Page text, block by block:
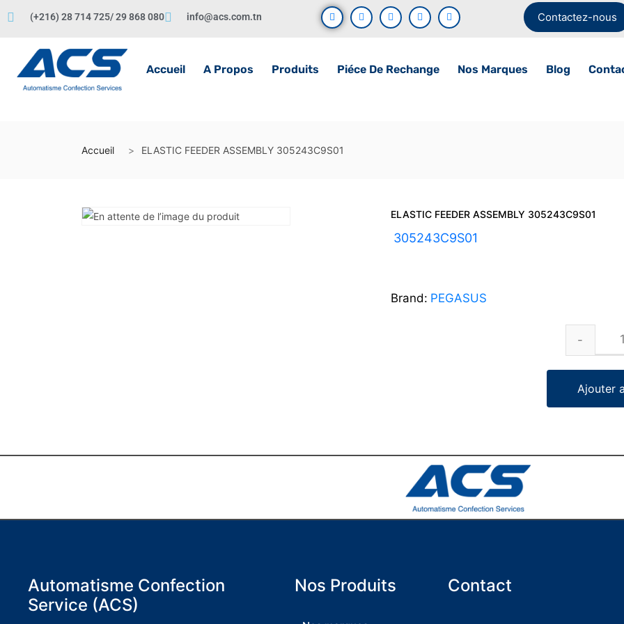
(+216) 28 714 725/ 29 868 080 info@acs.com.tn Contactez-nous
Accueil A Propos Produits Piéce De Rechange Nos Marques Blog
Accueil ELASTIC FEEDER ASSEMBLY 305243C9S01
ELASTIC FEEDER ASSEMBLY 305243C9S01
305243C9S01
Brand: PEGASUS
Ajouter
Automatisme Confection
Service (ACS)
Nos Produits Contact